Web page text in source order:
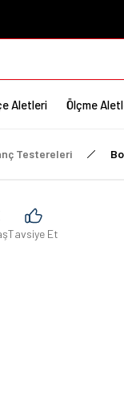
Aletleri Ölçme
Testereleri
Tavsiye Et